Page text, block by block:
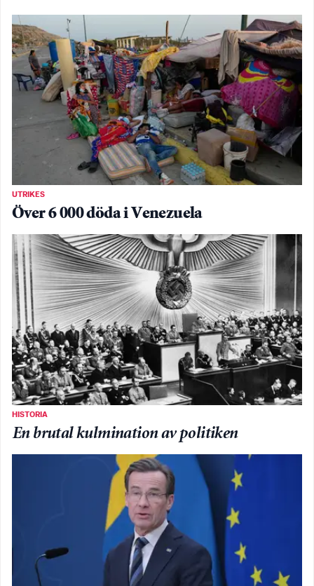
UTRIKES
Över 6 000 döda i Venezuela
HISTORIA
En brutal kulmination av politiken